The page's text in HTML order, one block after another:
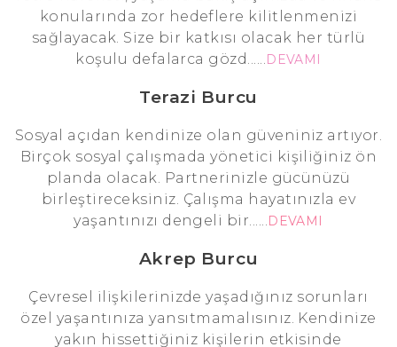
konularında zor hedeflere kilitlenmenizi
sağlayacak. Size bir katkısı olacak her türlü
koşulu defalarca gözd......DEVAMI
Terazi Burcu
Sosyal açıdan kendinize olan güveniniz artıyor.
Birçok sosyal çalışmada yönetici kişiliğiniz ön
planda olacak. Partnerinizle gücünüzü
birleştireceksiniz. Çalışma hayatınızla ev
yaşantınızı dengeli bir......DEVAMI
Akrep Burcu
Çevresel ilişkilerinizde yaşadığınız sorunları
özel yaşantınıza yansıtmamalısınız. Kendinize
yakın hissettiğiniz kişilerin etkisinde